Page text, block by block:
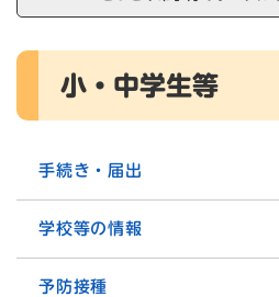
本
小・中学生等
手続き・届出
学校等の情報
予防接種